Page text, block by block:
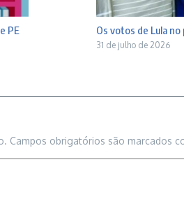
PE Os votos de Lula no
31 de julho de 2026
Campos obrigatórios são marcados